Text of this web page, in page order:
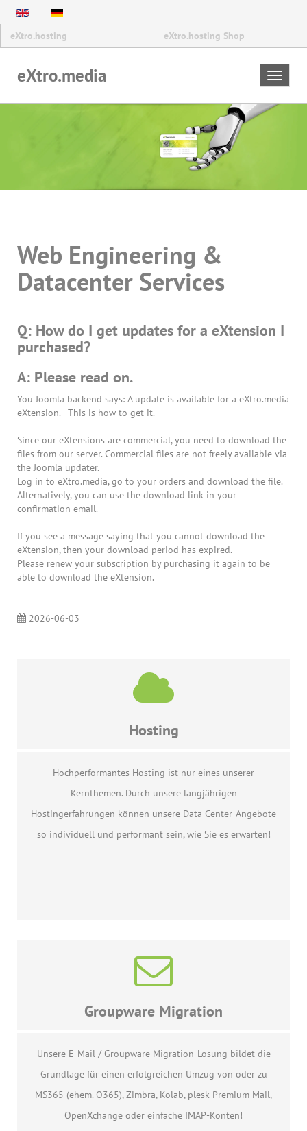
eXtro.hosting eXtro.hosting Shop
Toggle
eXtro.media
Web Engineering &
Datacenter Services
Q: How do I get updates for a eXtension I
purchased?
A: Please read on.
You Joomla backend says: A update is available for a eXtro.media
eXtension. - This is how to get it.
Since our eXtensions are commercial, you need to download the
files from our server. Commercial files are not freely available via
the Joomla updater.
Log in to eXtro.media, go to your orders and download the file.
Alternatively, you can use the download link in your
confirmation email.
If you see a message saying that you cannot download the
eXtension, then your download period has expired.
Please renew your subscription by purchasing it again to be
able to download the eXtension.
2026-06-03
Hosting
Hochperformantes Hosting ist nur eines unserer
Kernthemen. Durch unsere langjährigen
Hostingerfahrungen können unsere Data Center-Angebote
so individuell und performant sein, wie Sie es erwarten!
Groupware Migration
Unsere E-Mail / Groupware Migration-Lösung bildet die
Grundlage für einen erfolgreichen Umzug von oder zu
MS365 (ehem. O365), Zimbra, Kolab, plesk Premium Mail,
OpenXchange oder einfache IMAP-Konten!